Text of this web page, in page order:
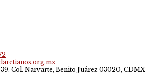
Col. Narvarte, Benito Juárez 03020, CDMX